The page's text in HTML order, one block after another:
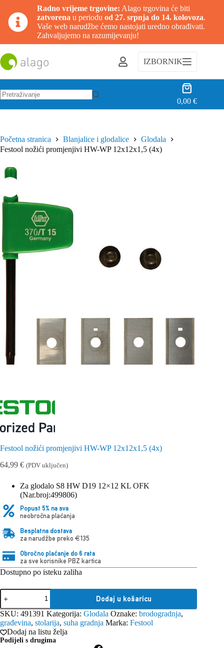
Radno vrijeme trgovine: Alago trgovina će biti
zatvorena u periodu od 27. srpnja do 14. kolovoza.
Vaše web narudžbe ćemo nastojati uredno obrađivati.
Zahvaljujemo na razumijevanju!
na
sadržaj
IZBORNIK
Košarica
0,00€
Početna stranica Blanjalice i glodalice
Glodala
Festool nožići promjenjivi HW-WP 12x12x1,5 (4x)
Festool nožići promjenjivi HW-WP 12x12x1,5 (4x)
64,99 € (PDV uključen)
Za glodalo S8 HW D19 12×12 KL OFK
(Nar.broj:499806)
Popust 5% na sva
neobročna plaćanja
Besplatna dostava
za narudžbe preko €135
Obročno plaćanje do 6 rata
za sve korisnike PBZ kartica
Dostupno po isteku zaliha
Festool
nožići
promjenjivi
HW-
WP
12x12x1,5
(4x)
Dodaj u košaricu
SKU: 491391 Kategorija: Glodala Oznake: brodogradnja,
građevina, stolarija, suha gradnja Marka: Festool
Dodaj na listu želja
Podijeli s drugima